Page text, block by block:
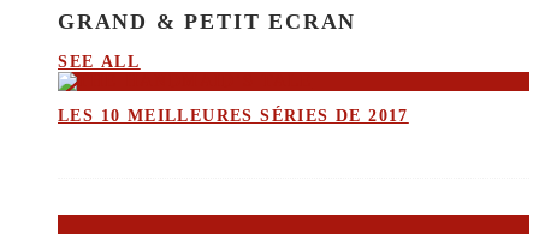
GRAND & PETIT ECRAN
SEE ALL
LES 10 MEILLEURES SÉRIES DE 2017